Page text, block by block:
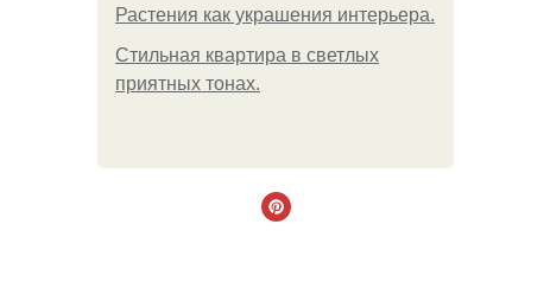
Растения как украшения интерьера.
Стильная квартира в светлых
приятных тонах.